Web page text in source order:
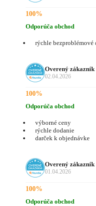
100%
Odporúča obchod
rýchle bezproblémové
Overený zákazník
02.04.2026
100%
Odporúča obchod
výborné ceny
rýchle dodanie
darček k objednávke
Overený zákazník
01.04.2026
100%
Odporúča obchod